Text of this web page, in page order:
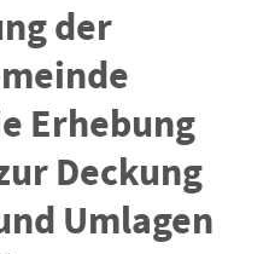
der
Erhebung
Deckung
Umlagen